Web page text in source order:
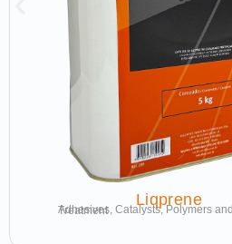
Liqprene
Adhesives, Catalysts, Polymers and Surface Treatment